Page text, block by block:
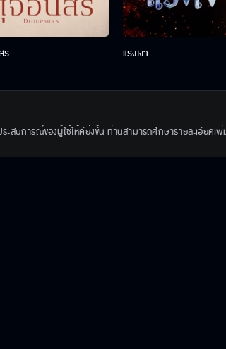
ร แรงเงา
สบการณ์ของผู้ใช้ให้ดียิ่งขึ้น ท่านสามารถศึกษารายละเอียด